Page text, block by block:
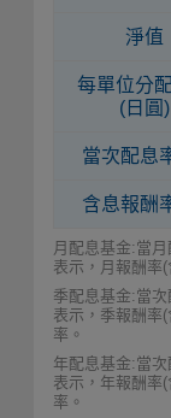
淨值
每單位分
(日圓)
當次配息
含息報酬
月配息基金:當
表示，月報酬率
季配息基金:當
表示，季報酬率
率。
年配息基金:當
表示，年報酬率
率。